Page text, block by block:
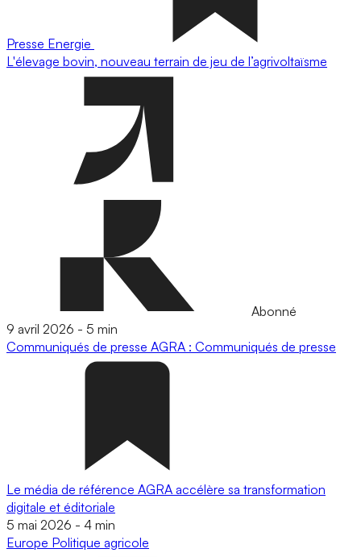
Presse Energie
L'élevage bovin, nouveau terrain de jeu de l’agrivoltaïsme
Abonné
9 avril 2026 - 5 min
Communiqués de presse AGRA : Communiqués de presse
Le média de référence AGRA accélère sa transformation
digitale et éditoriale
5 mai 2026 - 4 min
Europe Politique agricole